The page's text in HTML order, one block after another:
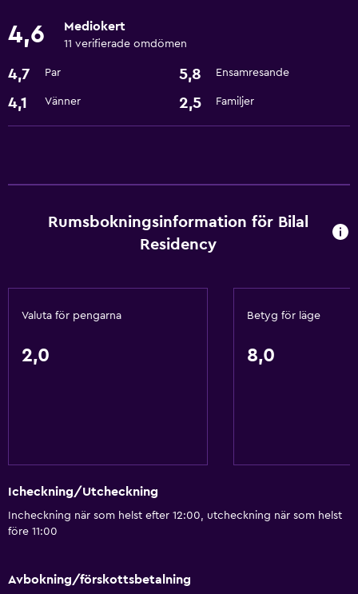
Gratis WiFi
Parkering och transport
Parkering
4,6 Mediokert
11 verifierade omdömen
4,7 Par 5,8 Ensamresande
4,1 Vänner 2,5 Familjer
Rumsbokningsinformation för Bilal
Residency
Valuta för pengarna
2,0
Betyg för läge
8,0
Icheckning/Utcheckning
Incheckning när som helst efter 12:00, utcheckning när som helst
före 11:00
Avbokning/förskottsbetalning